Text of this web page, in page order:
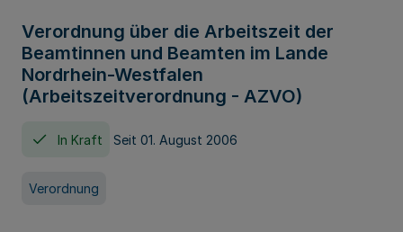
Verordnung über die Arbeitszeit der
Beamtinnen und Beamten im Lande
Nordrhein-Westfalen
(Arbeitszeitverordnung - AZVO)
In Kraft Seit 01. August 2006
Verordnung